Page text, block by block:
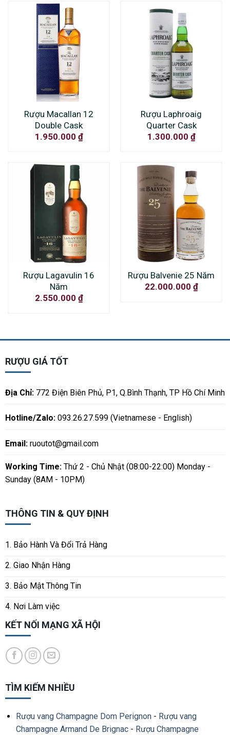
Rượu Macallan 12
Double Cask
1.950.000 ₫
Rượu Laphroaig
Quarter Cask
1.300.000 ₫
Rượu Lagavulin 16
Năm
2.550.000 ₫
Rượu Balvenie 25 Năm
22.000.000 ₫
RƯỢU GIÁ TỐT
Địa Chỉ:772 Điện Biên Phủ, P1, Q.Bình Thạnh, TP Hồ Chí Minh
Hotline/Zalo:093.26.27.599 (Vietnamese - English)
Email: ruoutot@gmail.com
Working Time:Thứ 2 - Chủ Nhật (08:00-22:00) Monday -
Sunday (8AM - 10PM)
THÔNG TIN & QUY ĐỊNH
1. Bảo Hành Và Đổi Trả Hàng
2. Giao Nhận Hàng
3. Bảo Mật Thông Tin
4. Nơi Làm việc
KẾT NỐI MẠNG XÃ HỘI
TÌM KIẾM NHIỀU
Rượu vang Champagne Dom Perignon- Rượu vang
Champagne Armand De Brignac- Rượu Champagne